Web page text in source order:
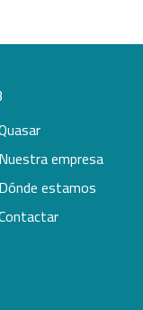
Nuestra empresa
Dónde estamos